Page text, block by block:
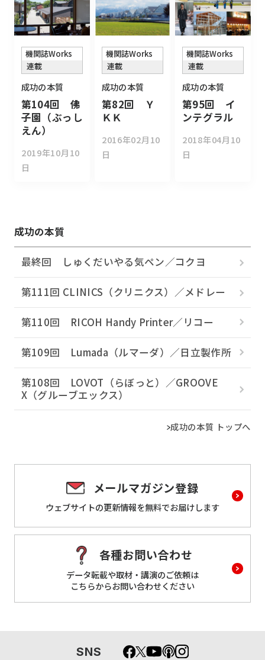
機関誌Works
連載
成功の本質
第104回 佛
子園（ぶっし
えん）
2019年10月10
日
機関誌Works
連載
成功の本質
第82回 Ｙ
ＫＫ
2016年02月10
日
機関誌Works
連載
成功の本質
第95回 イ
ンテグラル
2018年04月10
日
成功の本質
最終回 しゅくだいやる気ペン／コクヨ
第111回 CLINICS（クリニクス）／メドレー
第110回 RICOH Handy Printer／リコー
第109回 Lumada（ルマーダ）／日立製作所
第108回 LOVOT（らぼっと）／GROOVE
X（グルーブエックス）
成功の本質 トップへ
メールマガジン登録
ウェブサイトの更新情報を無料でお届けします
各種お問い合わせ
データ転載や取材・講演のご依頼は
こちらからお問い合わせください
SNS